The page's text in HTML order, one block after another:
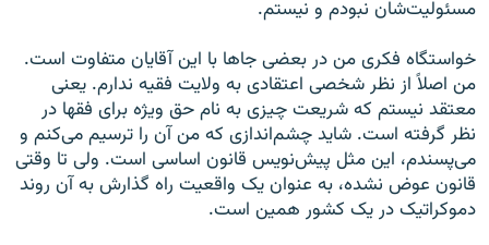
مسئولیت‌شان نبودم و نیستم.
خواستگاه فکری من در بعضی جاها با این آقایان متفاوت است.
من اصلاً از نظر شخصی اعتقادی به ولایت فقیه ندارم. یعنی
معتقد نیستم که شریعت چیزی به نام حق ویژه برای فقها در
نظر گرفته است. شاید چشم‌اندازی که من آن را ترسیم می‌کنم و
می‌پسندم، این مثل پیش‌نویس قانون اساسی است. ولی تا وقتی
قانون عوض نشده، به عنوان یک واقعیت راه گذارش به آن روند
دموکراتیک در یک کشور همین است.